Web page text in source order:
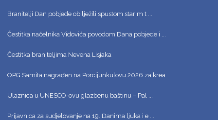
Branitelji Dan pobjede obilježili spustom starim t ...
Čestitka načelnika Vidovića povodom Dana pobjede i ...
Čestitka braniteljima Nevena Lisjaka
OPG Samita nagrađen na Porcijunkulovu 2026 za krea ...
Ulaznica u UNESCO-ovu glazbenu baštinu – Pal ...
Prijavnica za sudjelovanje na 19. Danima ljuka i e ...